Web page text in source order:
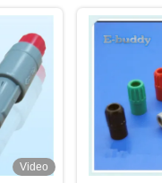
Video